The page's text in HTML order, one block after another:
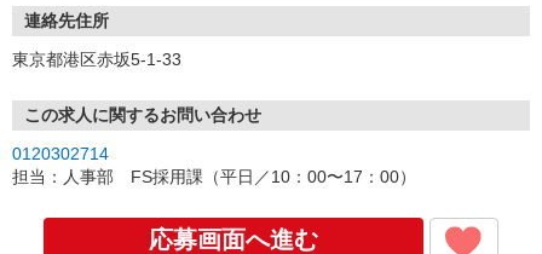
※お電話の場合は050-1748-5339よりお掛けいたします。
＼応募から内定まで平均2週間！／
連絡先住所
東京都港区赤坂5-1-33
この求人に関するお問い合わせ
0120302714
担当：人事部 FS採用課（平日／10：00〜17：00）
応募画面へ進む